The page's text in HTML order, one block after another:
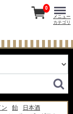
ン 飴
日本酒
0
メニュー
カテゴリ